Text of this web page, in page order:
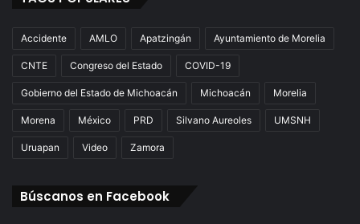
Accidente AMLO Apatzingán Ayuntamiento de Morelia
CNTE Congreso del Estado COVID-19
Gobierno del Estado de Michoacán Michoacán Morelia
Morena México PRD Silvano Aureoles UMSNH
Uruapan Video Zamora
Búscanos en Facebook